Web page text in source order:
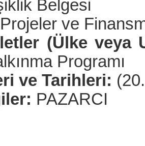
Belgesi
Projeler ve
(Ülke veya
Programı
ve Tarihleri:
PAZARCI